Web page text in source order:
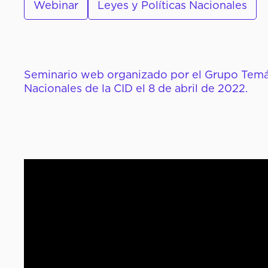
Webinar Leyes y Políticas Nacionales
Seminario web organizado por el Grupo
Nacionales de la CID el 8 de abril de 2022.